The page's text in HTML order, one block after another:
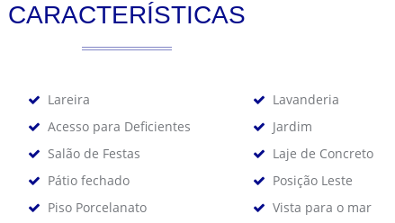
CARACTERÍSTICAS
Lareira
Lavanderia
Acesso para Deficientes
Jardim
Salão de Festas
Laje de Concreto
Pátio fechado
Posição Leste
Piso Porcelanato
Vista para o mar